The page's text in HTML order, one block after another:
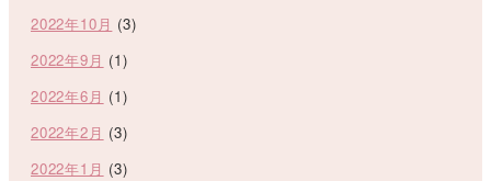
2022年10月 (3)
2022年9月 (1)
2022年6月 (1)
2022年2月 (3)
2022年1月 (3)